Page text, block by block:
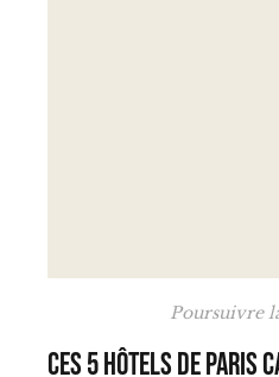
Poursuivre
Ces 5 hôtels de Paris